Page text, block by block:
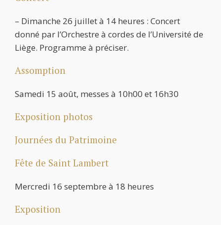
– Dimanche 26 juillet à 14 heures : Concert
donné par l’Orchestre à cordes de l’Université de
Liège. Programme à préciser.
Assomption
Samedi 15 août, messes à 10h00 et 16h30
Exposition photos
Journées du Patrimoine
Fête de Saint Lambert
Mercredi 16 septembre à 18 heures
Exposition